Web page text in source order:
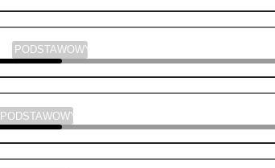
PODSTAWOWY
PODSTAWOWY